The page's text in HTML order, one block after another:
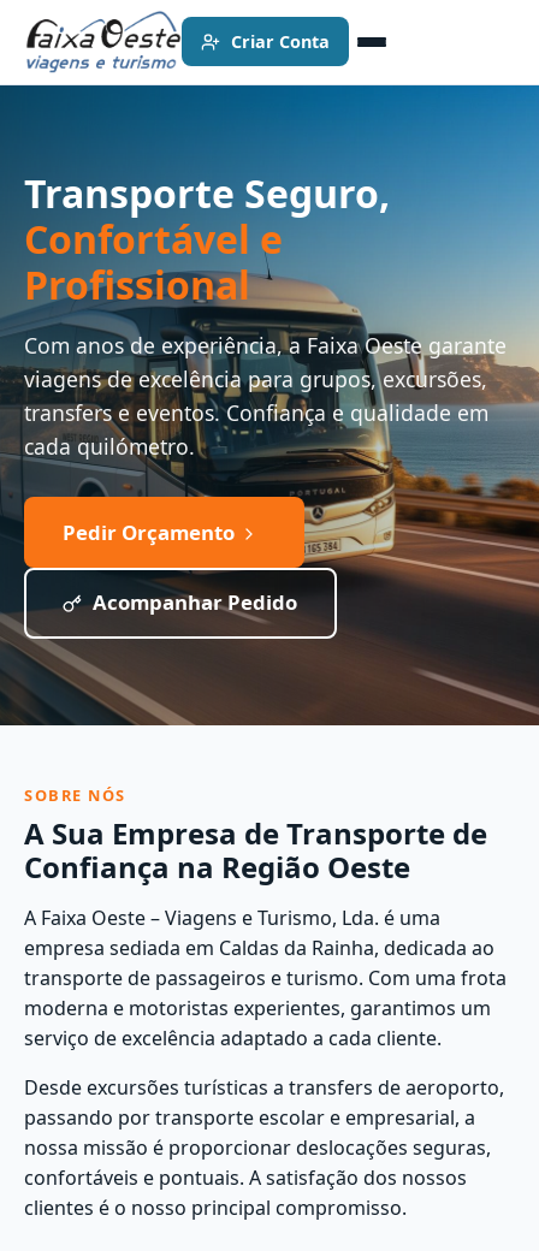
Criar Conta
Transporte Seguro,
Confortável e
Profissional
Com anos de experiência, a Faixa Oeste garante
viagens de excelência para grupos, excursões,
transfers e eventos. Confiança e qualidade em
cada quilómetro.
Pedir Orçamento
Acompanhar Pedido
SOBRE NÓS
A Sua Empresa de Transporte de
Confiança na Região Oeste
A Faixa Oeste – Viagens e Turismo, Lda. é uma
empresa sediada em Caldas da Rainha, dedicada ao
transporte de passageiros e turismo. Com uma frota
moderna e motoristas experientes, garantimos um
serviço de excelência adaptado a cada cliente.
Desde excursões turísticas a transfers de aeroporto,
passando por transporte escolar e empresarial, a
nossa missão é proporcionar deslocações seguras,
confortáveis e pontuais. A satisfação dos nossos
clientes é o nosso principal compromisso.